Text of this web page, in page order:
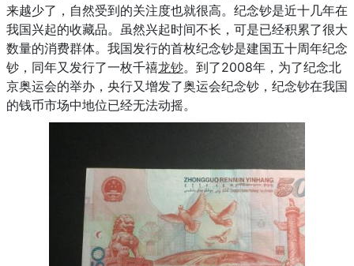
来越少了，自然受到的关注度也就很高。纪念钞是近十几年在
我国兴起的收藏品。虽然兴起时间不长，可是已经积累了很大
数量的消费群体。我国发行的首枚纪念钞是建国五十周年纪念
钞，同年又发行了一枚千禧龙钞。到了2008年，为了纪念北
京奥运会的举办，央行又增发了奥运会纪念钞，纪念钞在我国
的钱币市场中地位已经无法动摇。